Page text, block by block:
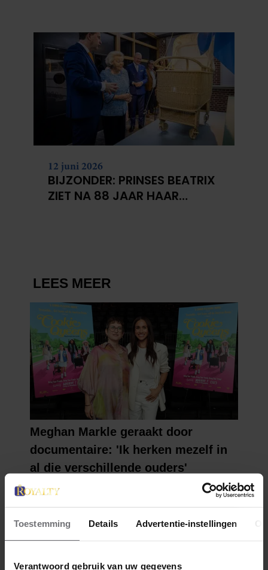
Toestemming Details Advertentie-instellingen
Verantwoord gebruik van uw gegevens
12 juni 2026
BIJZONDER: PRINSES BEATRIX
ZIET NA 88 JAAR HAAR